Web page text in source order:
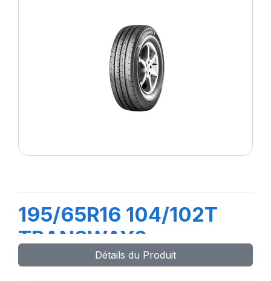
195/65R16 104/102T
TRANSWAY2
Détails du Produit